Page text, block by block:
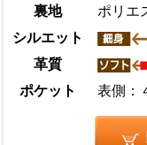
裏地
ポリエ
シルエット
革質
ポケット
表側：